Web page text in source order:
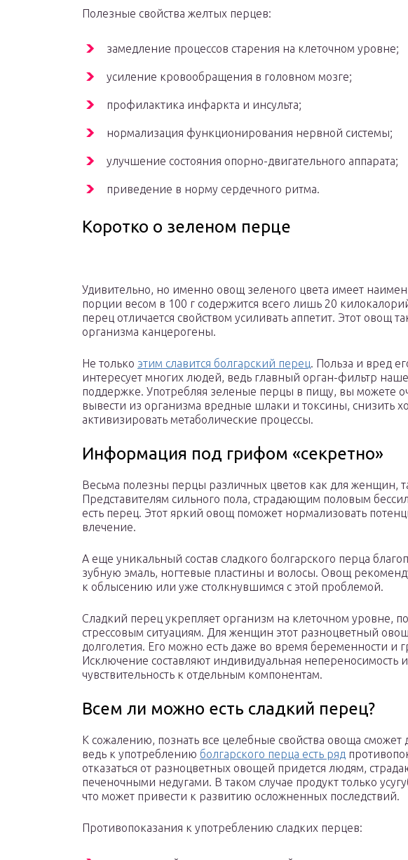
Полезные свойства желтых перцев:
замедление процессов старения на клеточном уровне;
усиление кровообращения в головном мозге;
профилактика инфаркта и инсульта;
нормализация функционирования нервной системы;
улучшение состояния опорно-двигательного аппарата;
приведение в норму сердечного ритма.
Коротко о зеленом перце
Удивительно, но именно овощ зеленого цвета имеет
порции весом в 100 г содержится всего лишь 20
перец отличается свойством усиливать аппетит. Этот овощ
организма канцерогены.
Не только этим славится болгарский перец. Польза и вред
интересует многих людей, ведь главный орган-фильтр
поддержке. Употребляя зеленые перцы в пищу, вы можете
вывести из организма вредные шлаки и токсины, снизить
активизировать метаболические процессы.
Информация под грифом «секретно»
Весьма полезны перцы различных цветов как для женщин,
Представителям сильного пола, страдающим половым
есть перец. Этот яркий овощ поможет нормализовать
влечение.
А еще уникальный состав сладкого болгарского перца
зубную эмаль, ногтевые пластины и волосы. Овощ
к облысению или уже столкнувшимся с этой проблемой.
Сладкий перец укрепляет организм на клеточном уровне,
стрессовым ситуациям. Для женщин этот разноцветный
долголетия. Его можно есть даже во время беременности и
Исключение составляют индивидуальная непереносимость
чувствительность к отдельным компонентам.
Всем ли можно есть сладкий перец?
К сожалению, познать все целебные свойства овоща
ведь к употреблению болгарского перца есть ряд
отказаться от разноцветных овощей придется людям,
печеночными недугами. В таком случае продукт только
что может привести к развитию осложненных последствий.
Противопоказания к употреблению сладких перцев: